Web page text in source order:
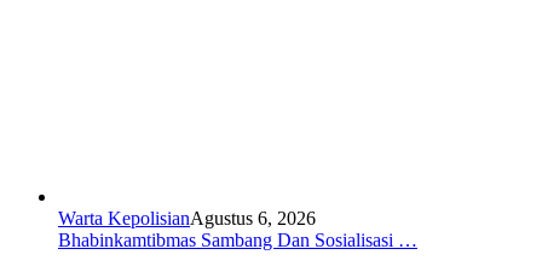
Warta KepolisianAgustus 6, 2026
Bhabinkamtibmas Sambang Dan Sosialisasi …